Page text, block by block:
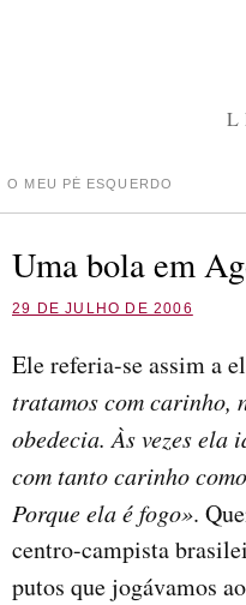
O MEU PÉ ESQUERDO
Uma bola em
29 DE JULHO DE 2006
Ele referia-se assim a
tratamos com carinho,
obedecia. Às vezes ela
com tanto carinho
Porque ela é fogo».
centro-campista
putos que jogávamos ao